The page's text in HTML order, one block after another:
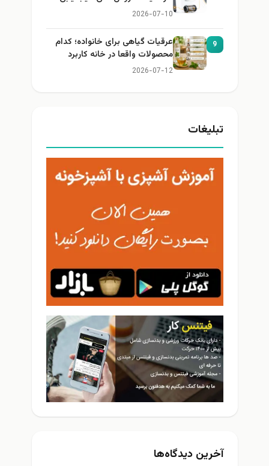
2026-07-10
9
عرقیات گیاهی برای خانواده؛ کدام
محصولات واقعا در خانه کاربرد
دارند؟
2026-07-12
تبلیغات
آخرین دیدگاه‌ها